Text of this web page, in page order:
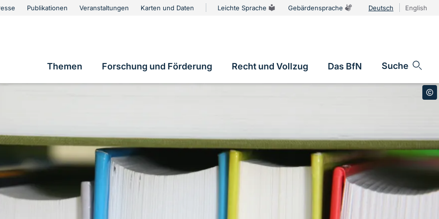
Publikationen Veranstaltungen Karten und Daten Leichte Sprache Gebärdensprache Deutsch English
Hauptnavigation
Themen Forschung und Förderung Recht und Vollzug Das BfN Suche